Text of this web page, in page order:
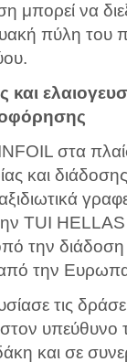
μπορεί να
πύλη
στα
και
TUI
την
από την
τις
υπεύθυνο
και σε